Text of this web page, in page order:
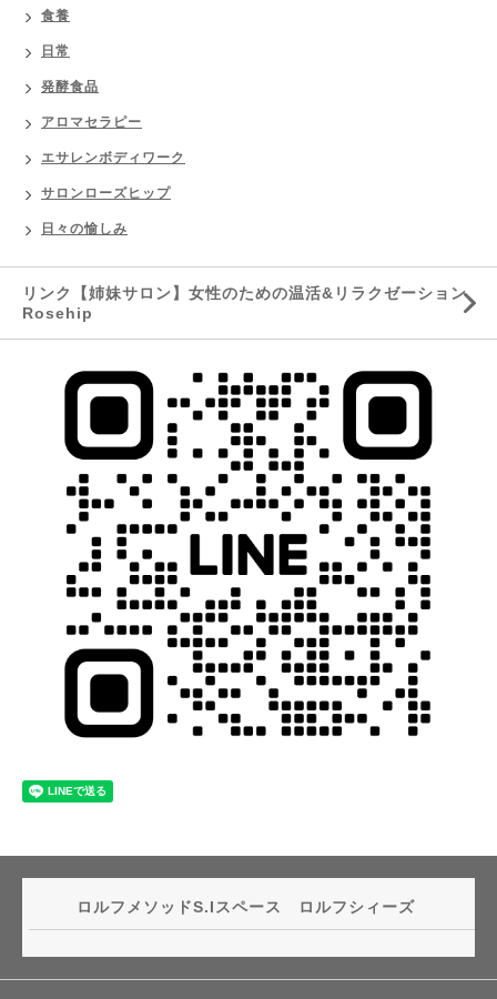
食養
日常
発酵食品
アロマセラピー
エサレンボディワーク
サロンローズヒップ
日々の愉しみ
リンク【姉妹サロン】女性のための温活&リラクゼーション
Rosehip
ロルフメソッドS.Iスペース ロルフシィーズ